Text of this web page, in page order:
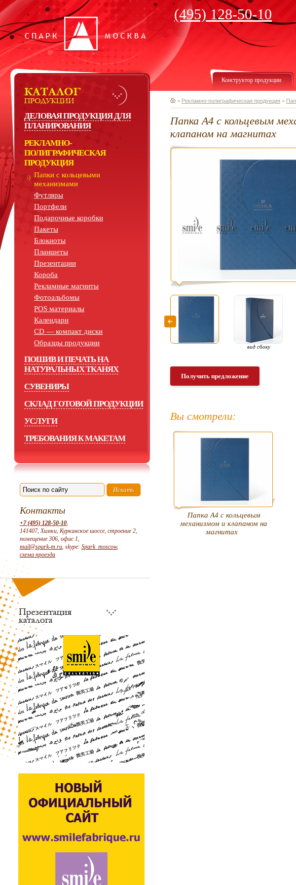
(495) 128-50-10
ДЕЛОВАЯ ПРОДУКЦИЯ ДЛЯ
ПЛАНИРОВАНИЯ
РЕКЛАМНО-
ПОЛИГРАФИЧЕСКАЯ
ПРОДУКЦИЯ
Папки с кольцевыми
механизмами
Футляры
Портфели
Подарочные коробки
Пакеты
Блокноты
Планшеты
Презентации
Короба
Рекламные магниты
Фотоальбомы
POS материалы
Календари
СD — компакт диски
Образцы продукции
ПОШИВ И ПЕЧАТЬ НА
НАТУРАЛЬНЫХ ТКАНЯХ
СУВЕНИРЫ
СКЛАД ГОТОВОЙ ПРОДУКЦИИ
УСЛУГИ
ТРЕБОВАНИЯ К МАКЕТАМ
Контакты
+7 (495) 128-50-10,
141407, Химки, Куркинское шоссе, строение 2,
помещение 306, офис 1,
mail@spark-m.ru, skype: Spark_moscow,
схема проезда
Конструктор продукции
> Рекламно-полиграфическая продукция >
Папка А4 с кольцевым
клапаном на магнитах
вид сбоку
Получить предложение
Вы смотрели:
Папка А4 с кольцевым
механизмом и клапаном на
магнитах